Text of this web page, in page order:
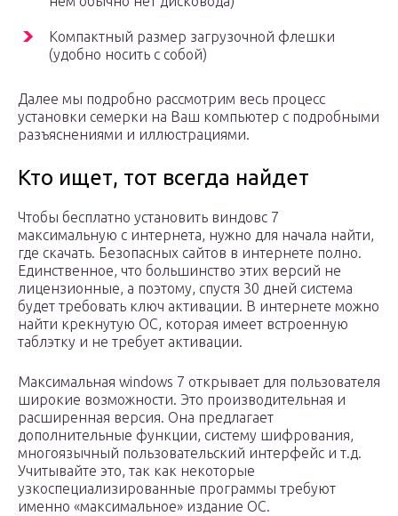
Компактный размер загрузочной флешки
(удобно носить с собой)
Далее мы подробно рассмотрим весь процесс
установки семерки на Ваш компьютер с подробными
разъяснениями и иллюстрациями.
Кто ищет, тот всегда найдет
Чтобы бесплатно установить виндовс 7
максимальную с интернета, нужно для начала найти,
где скачать. Безопасных сайтов в интернете полно.
Единственное, что большинство этих версий не
лицензионные, а поэтому, спустя 30 дней система
будет требовать ключ активации. В интернете можно
найти крекнутую ОС, которая имеет встроенную
таблэтку и не требует активации.
Максимальная windows 7 открывает для пользователя
широкие возможности. Это производительная и
расширенная версия. Она предлагает
дополнительные функции, систему шифрования,
многоязычный пользовательский интерфейс и т.д.
Учитывайте это, так как некоторые
узкоспециализированные программы требуют
именно «максимальное» издание ОС.